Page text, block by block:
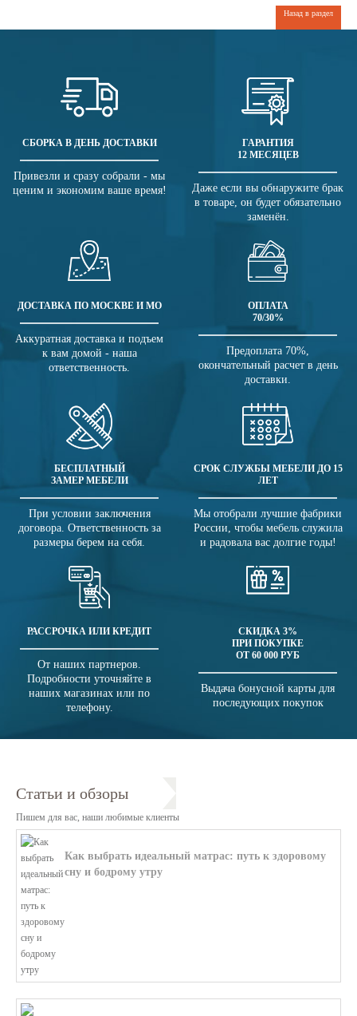
Назад в раздел
СБОРКА В ДЕНЬ ДОСТАВКИ
Привезли и сразу собрали - мы
ценим и экономим ваше время!
ГАРАНТИЯ
12 МЕСЯЦЕВ
Даже если вы обнаружите брак
в товаре, он будет обязательно
заменён.
ДОСТАВКА ПО МОСКВЕ И МО
Аккуратная доставка и подъем
к вам домой - наша
ответственность.
ОПЛАТА
70/30%
Предоплата 70%,
окончательный расчет в день
доставки.
БЕСПЛАТНЫЙ
ЗАМЕР МЕБЕЛИ
При условии заключения
договора. Ответственность за
размеры берем на себя.
СРОК СЛУЖБЫ МЕБЕЛИ ДО 15
ЛЕТ
Мы отобрали лучшие фабрики
России, чтобы мебель служила
и радовала вас долгие годы!
РАССРОЧКА ИЛИ КРЕДИТ
От наших партнеров.
Подробности уточняйте в
наших магазинах или по
телефону.
СКИДКА 3%
ПРИ ПОКУПКЕ
ОТ 60 000 РУБ
Выдача бонусной карты для
последующих покупок
Статьи и обзоры
Пишем для вас, наши любимые клиенты
Как выбрать идеальный матрас: путь к здоровому
сну и бодрому утру